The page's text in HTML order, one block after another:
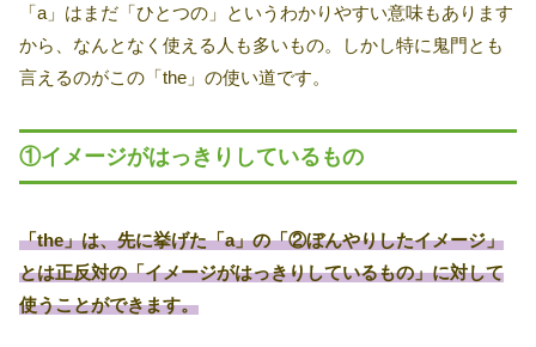
「a」はまだ「ひとつの」というわかりやすい意味もあります
から、なんとなく使える人も多いもの。しかし特に鬼門とも
言えるのがこの「the」の使い道です。
①イメージがはっきりしているもの
「the」は、先に挙げた「a」の「②ぼんやりしたイメージ」
とは正反対の「イメージがはっきりしているもの」に対して
使うことができます。